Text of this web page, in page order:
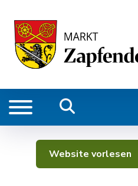
Website vorlesen